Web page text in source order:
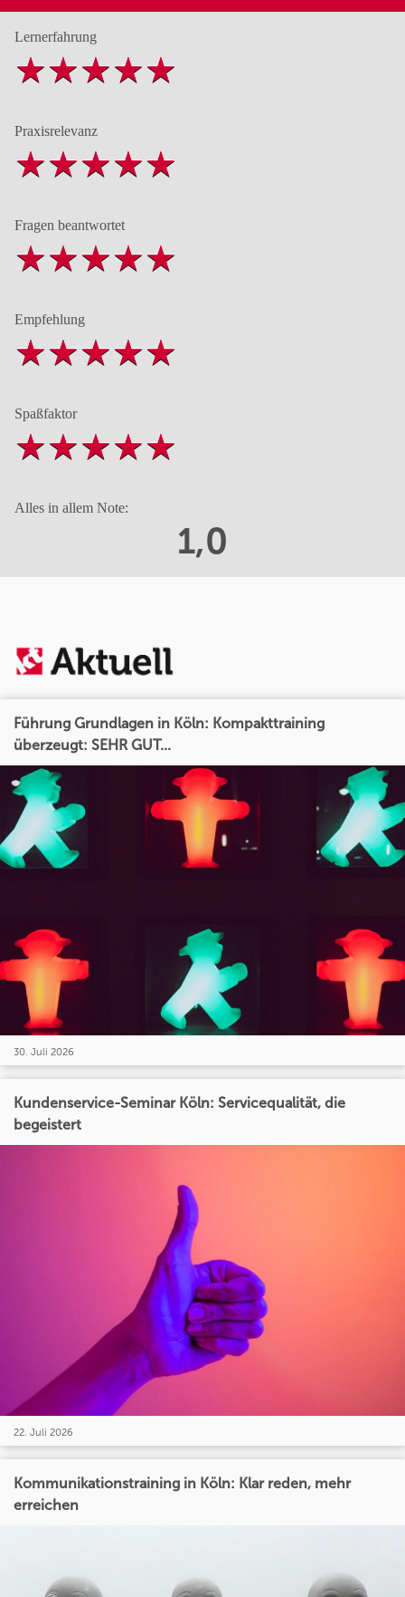
Lernerfahrung
Praxisrelevanz
Fragen beantwortet
Empfehlung
Spaßfaktor
Alles in allem Note:
1,0
Führung Grundlagen in Köln: Kompakttraining
überzeugt: SEHR GUT...
30. Juli 2026
Kundenservice-Seminar Köln: Servicequalität, die
begeistert
22. Juli 2026
Kommunikationstraining in Köln: Klar reden, mehr
erreichen